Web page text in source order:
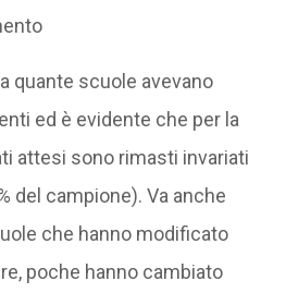
quante scuole avevano
ed è evidente che per la
attesi sono rimasti invariati
del campione). Va anche
che hanno modificato
poche hanno cambiato